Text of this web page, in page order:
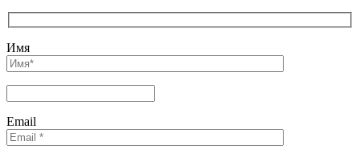
Имя
Email